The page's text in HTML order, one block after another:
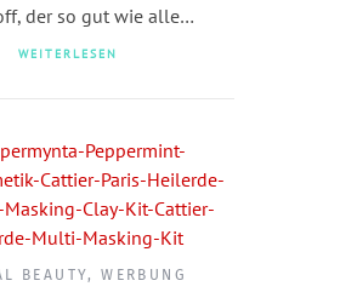
der so gut wie alle…
WEITERLESEN
BEAUTY,WERBUNG